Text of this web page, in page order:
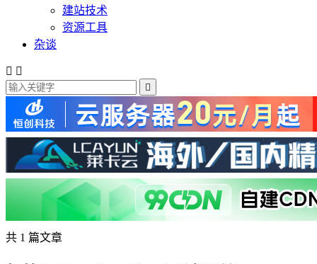
建站技术
资源工具
杂谈
 

共 1 篇文章